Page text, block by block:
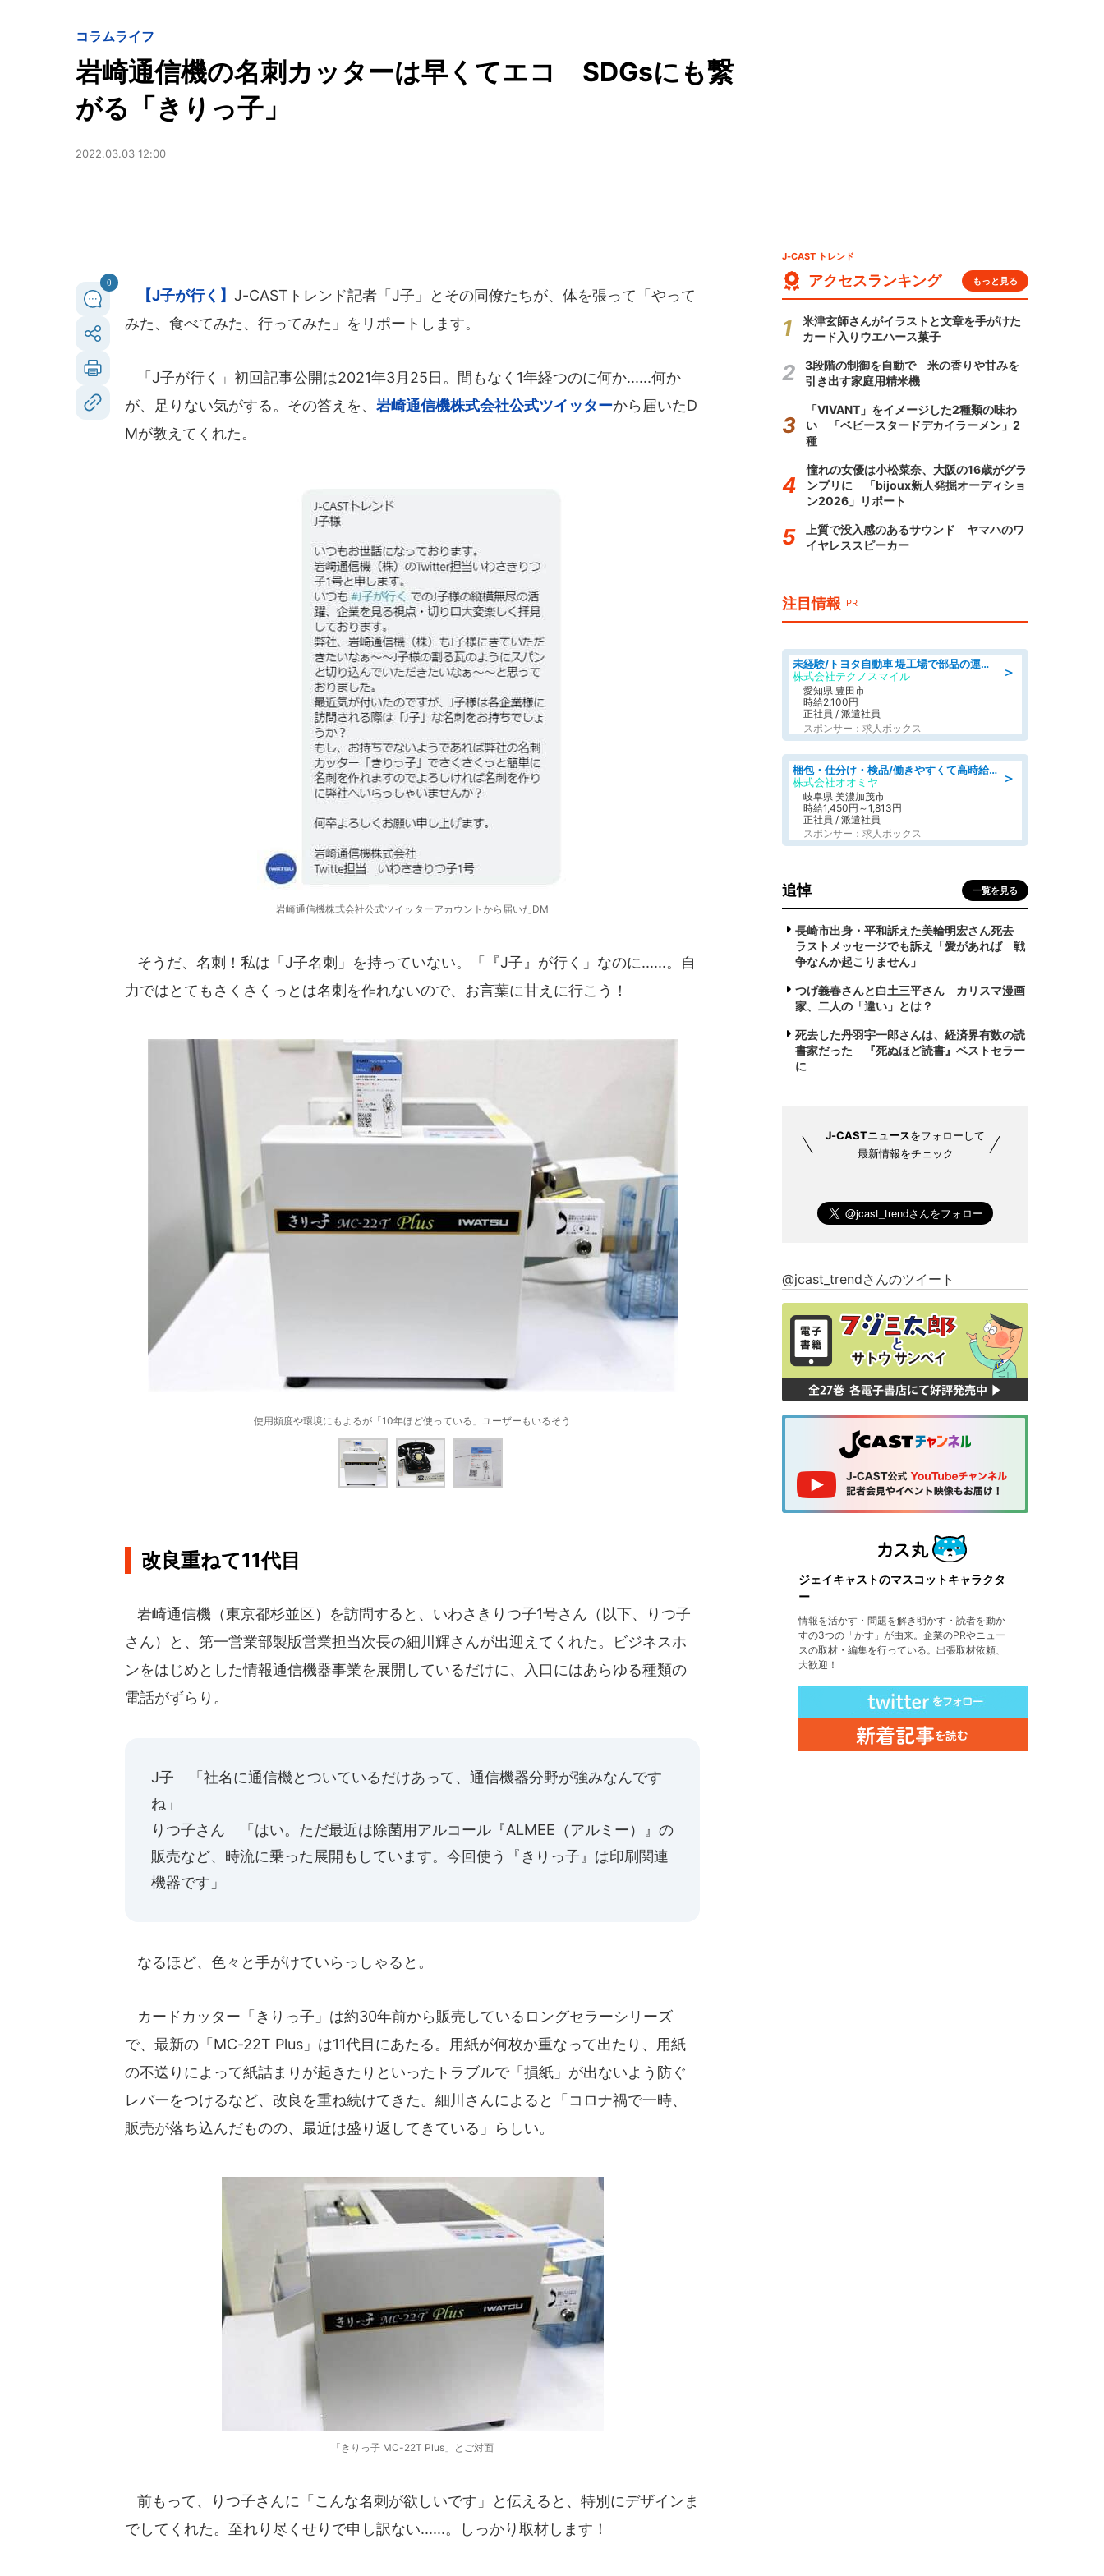
コラムライフ
岩崎通信機の名刺カッターは早くてエコ SDGsにも繋
がる「きりっ子」
2022.03.03 12:00
0
【J子が行く】 J-CASTトレンド記者「J子」とその同僚たちが、体を張って「やって
みた、食べてみた、行ってみた」をリポートします。
「J子が行く」初回記事公開は2021年3月25日。間もなく1年経つのに何か......何か
が、足りない気がする。その答えを、 岩崎通信機株式会社公式ツイッターから届いたD
Mが教えてくれた。
岩崎通信機株式会社公式ツイッターアカウントから届いたDM
そうだ、名刺！私は「J子名刺」を持っていない。「『J子』が行く」なのに......。自
力ではとてもさくさくっとは名刺を作れないので、お言葉に甘えに行こう！
使用頻度や環境にもよるが「10年ほど使っている」ユーザーもいるそう
改良重ねて11代目
岩崎通信機（東京都杉並区）を訪問すると、いわさきりつ子1号さん（以下、りつ子
さん）と、第一営業部製版営業担当次長の細川輝さんが出迎えてくれた。ビジネスホ
ンをはじめとした情報通信機器事業を展開しているだけに、入口にはあらゆる種類の
電話がずらり。
J子 「社名に通信機とついているだけあって、通信機器分野が強みなんです
ね」
りつ子さん 「はい。ただ最近は除菌用アルコール『ALMEE（アルミー）』の
販売など、時流に乗った展開もしています。今回使う『きりっ子』は印刷関連
機器です」
なるほど、色々と手がけていらっしゃると。
カードカッター「きりっ子」は約30年前から販売しているロングセラーシリーズ
で、最新の「MC-22T Plus」は11代目にあたる。用紙が何枚か重なって出たり、用紙
の不送りによって紙詰まりが起きたりといったトラブルで「損紙」が出ないよう防ぐ
レバーをつけるなど、改良を重ね続けてきた。細川さんによると「コロナ禍で一時、
販売が落ち込んだものの、最近は盛り返してきている」らしい。
「きりっ子 MC-22T Plus」とご対面
前もって、りつ子さんに「こんな名刺が欲しいです」と伝えると、特別にデザインま
でしてくれた。至れり尽くせりで申し訳ない......。しっかり取材します！
J-CAST トレンド
アクセスランキング もっと見る
米津玄師さんがイラストと文章を手がけた
カード入りウエハース菓子
3段階の制御を自動で 米の香りや甘みを
引き出す家庭用精米機
「VIVANT」をイメージした2種類の味わ
い 「ベビースタードデカイラーメン」2
種
憧れの女優は小松菜奈、大阪の16歳がグラ
ンプリに 「bijoux新人発掘オーディショ
ン2026」リポート
上質で没入感のあるサウンド ヤマハのワ
イヤレススピーカー
注目情報 PR
＞
未経験/トヨタ自動車 堤工場で部品の運搬作業/tutumi
株式会社テクノスマイル
愛知県 豊田市
時給2,100円
正社員 / 派遣社員
スポンサー：求人ボックス
＞
梱包・仕分け・検品/働きやすくて高時給の仕分け作業長期休暇充実/残業なし
株式会社オオミヤ
岐阜県 美濃加茂市
時給1,450円～1,813円
正社員 / 派遣社員
スポンサー：求人ボックス
追悼 一覧を見る
長崎市出身・平和訴えた美輪明宏さん死去
ラストメッセージでも訴え「愛があれば 戦
争なんか起こりません」
つげ義春さんと白土三平さん カリスマ漫画
家、二人の「違い」とは？
死去した丹羽宇一郎さんは、経済界有数の読
書家だった 『死ぬほど読書』ベストセラー
に
J-CASTニュースをフォローして
最新情報をチェック
@jcast_trendさんのツイート
ジェイキャストのマスコットキャラクタ
ー
情報を活かす・問題を解き明かす・読者を動か
すの3つの「かす」が由来。企業のPRやニュー
スの取材・編集を行っている。出張取材依頼、
大歓迎！